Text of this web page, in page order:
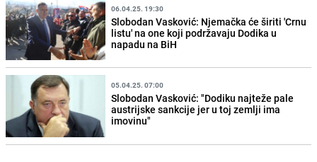
06.04.25. 19:30
Slobodan Vasković: Njemačka će širiti 'Crnu
listu' na one koji podržavaju Dodika u
napadu na BiH
05.04.25. 07:00
Slobodan Vasković: "Dodiku najteže pale
austrijske sankcije jer u toj zemlji ima
imovinu"